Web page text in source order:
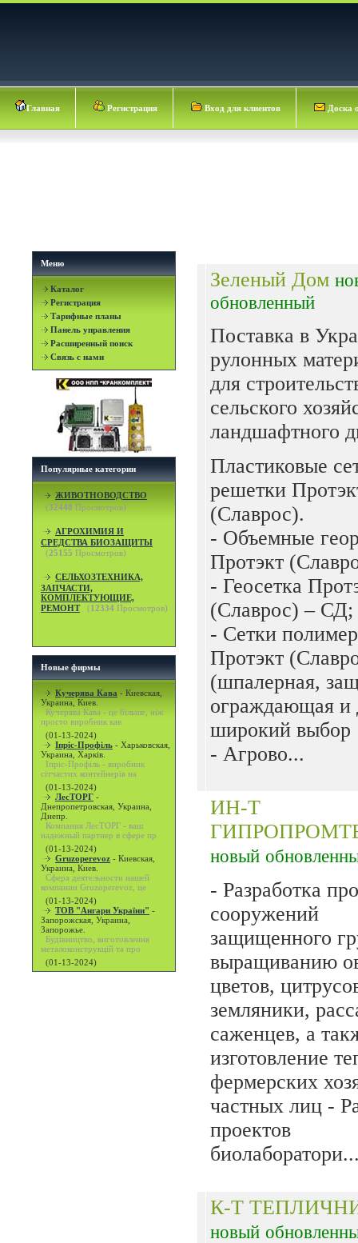
Главная Регистрация Вход для клиентов Доска
Меню
Каталог
Регистрация
Тарифные планы
Панель управления
Расширенный поиск
Связь с нами
Популярные категории
ЖИВОТНОВОДСТВО
(32448 Просмотров)
АГРОХИМИЯ И
СРЕДСТВА БИОЗАЩИТЫ
(25155 Просмотров)
СЕЛЬХОЗТЕХНИКА,
ЗАПЧАСТИ,
КОМПЛЕКТУЮЩИЕ,
РЕМОНТ
(12334 Просмотров)
Новые фирмы
Кучерява Кава - Киевская,
Украина, Киев.
Кучерява Кава - це більше, ніж
просто виробник кав
(01-13-2024)
Іпріс-Профіль - Харьковская,
Украина, Харків.
Іпріс-Профіль - виробник
сітчастих контейнерів на
(01-13-2024)
ЛесТОРГ -
Днепропетровская, Украина,
Днепр.
Компания ЛесТОРГ - ваш
надежный партнер в сфере пр
(01-13-2024)
Gruzoperevoz - Киевская,
Украина, Киев.
Сфера деятельности нашей
компании Gruzoperevoz, це
(01-13-2024)
ТОВ "Ангари України" -
Запорожская, Украина,
Запорожье.
Будівництво, виготовлення
металоконструкцій та про
(01-13-2024)
Зеленый Дом
обновленный
Поставка в
рулонных
для
сельского
ландшафтного
Пластиковые
решетки
(Славрос).
- Объемные
Протэкт
- Геосетка
(Славрос) – СД;
- Сетки
Протэкт
(шпалерная,
ограждающая и
широкий выбор
- Агрово...
ИН-Т
новый
- Разработка
сооружений
защищенного
выращиванию
цветов,
земляники,
саженцев, а
изготовление
фермерских
частных лиц -
проектов
К-Т
новый